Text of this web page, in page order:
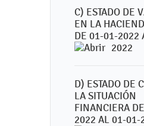
C) ESTADO DE
EN LA
DE 01-01-2022
2022
D) ESTADO DE
LA SITUACIÓN
FINANCIERA
2022 AL 01-01-